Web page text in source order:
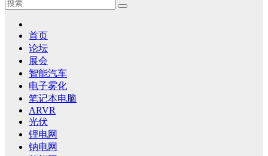
首页
论坛
展会
智能汽车
电子雾化
笔记本电脑
ARVR
光伏
锂电网
钠电网